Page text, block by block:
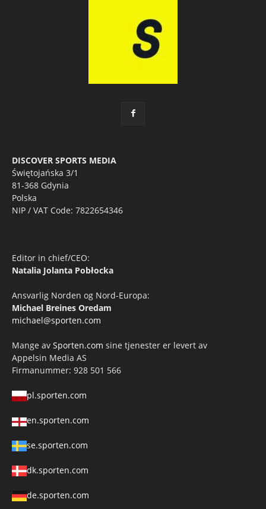
DISCOVER SPORTS MEDIA
Świętojańska 3/1
81-368 Gdynia
Polska
NIP / VAT Code: 7822654346
Editor in chief/CEO:
Natalia Jolanta Pobłocka
Ansvarlig Norden og Nord-Europa:
Michael Breines Oredam
michael@sporten.com
Mange av Sporten.com sine tjenester er levert av
Appelsin Media AS
Firmanummer: 928 501 566
pl.sporten.com
en.sporten.com
se.sporten.com
dk.sporten.com
de.sporten.com